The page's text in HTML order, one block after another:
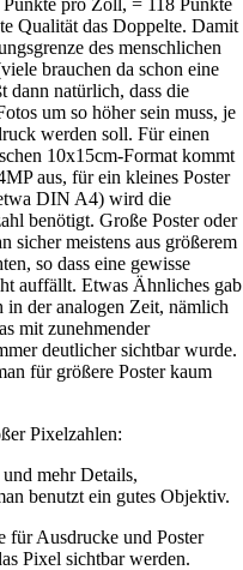
Qualität das Doppelte. Damit
des menschlichen
brauchen da schon eine
dann natürlich, dass die
um so höher sein muss, je
werden soll. Für einen
10x15cm-Format kommt
aus, für ein kleines Poster
DIN A4) wird die
benötigt. Große Poster oder
sicher meistens aus größerem
so dass eine gewisse
auffällt. Etwas Ähnliches gab
in der analogen Zeit, nämlich
mit zunehmender
deutlicher sichtbar wurde.
für größere Poster kaum
Pixelzahlen:
mehr Details,
benutzt ein gutes Objektiv.
für Ausdrucke und Poster
Pixel sichtbar werden.